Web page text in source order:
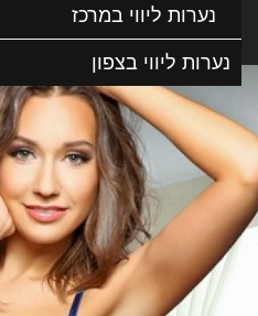
נערות ליווי במרכז
נערות ליווי בצפון